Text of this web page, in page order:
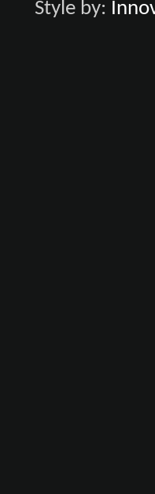
Style by: